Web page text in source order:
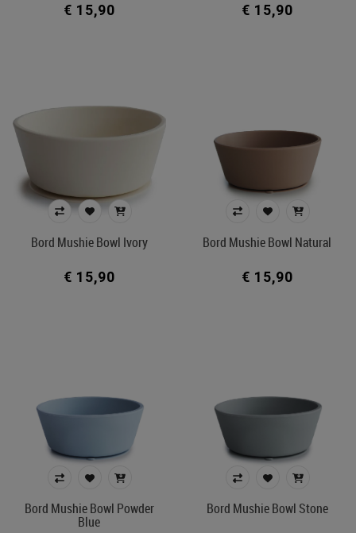
In voorraad
Filters toepassen
€ 15,90 € 15,90
Bord Mushie Bowl Ivory
€ 15,90
Bord Mushie Bowl Natural
€ 15,90
Bord Mushie Bowl Powder
Blue
Bord Mushie Bowl Stone